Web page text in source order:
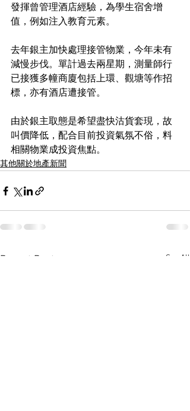
發揮曾管理酒店經驗，為學生宿舍增
值，例如注入教育元素。
去年銀主加快處理接管物業，今年未有
減慢步伐。單計過去兩星期，測量師行
已接獲多幢商廈包括上環、觀塘等作招
標，亦有酒店遭接管。
由於銀主取態是希望盡快沽貨套現，故
叫價降低，配合目前投資氣氛不俗，料
相關物業成投資焦點。
其他關於地產新聞
Recent Posts See All